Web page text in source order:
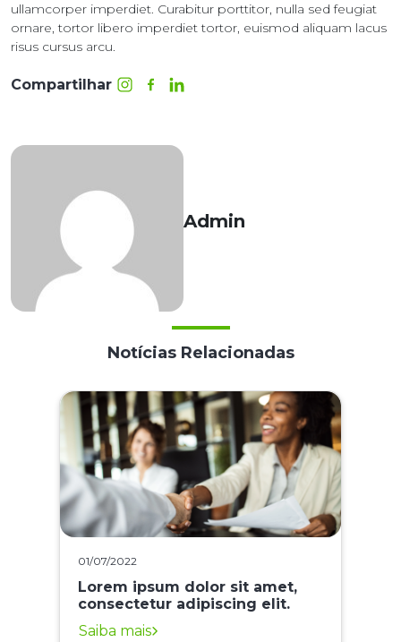
ullamcorper imperdiet. Curabitur porttitor, nulla sed feugiat
ornare, tortor libero imperdiet tortor, euismod aliquam lacus
risus cursus arcu.
Compartilhar
Admin
Notícias Relacionadas
01/07/2022
Lorem ipsum dolor sit amet,
consectetur adipiscing elit.
Saiba mais